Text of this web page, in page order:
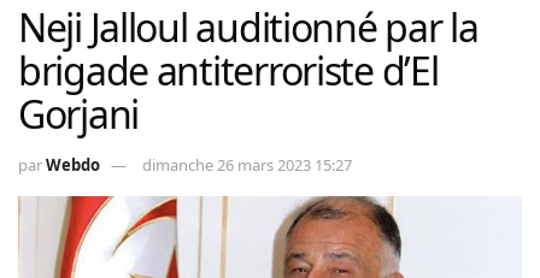
Neji Jalloul auditionné par la
brigade antiterroriste d’El
Gorjani
parWebdo dimanche 26 mars 2023 15:27